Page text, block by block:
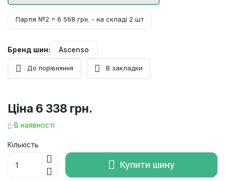
Партія №2 = 6 568 грн. - на складі 2 шт
Бренд шин: Ascenso
До порівняння В закладки
Ціна 6 338 грн.
В наявності
Кількість
Купити шину